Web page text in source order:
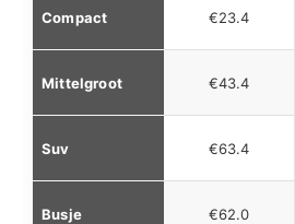
Compact
Mittelgroot
Suv
Busje
€23.4
€43.4
€63.4
€62.0